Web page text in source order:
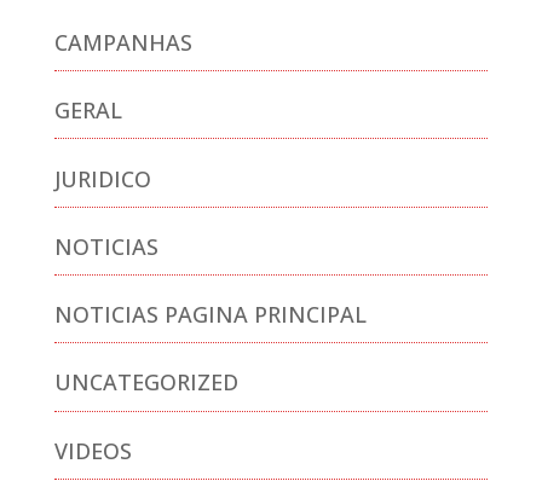
CAMPANHAS
GERAL
JURIDICO
NOTICIAS
NOTICIAS PAGINA PRINCIPAL
UNCATEGORIZED
VIDEOS